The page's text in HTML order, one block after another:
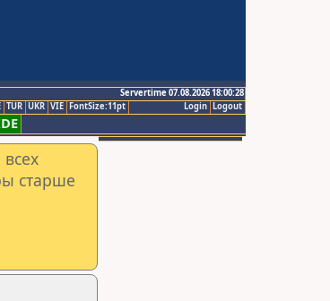
Servertime 07.08.2026 18:00:28
Logout
Login
TUR UKR VIE FontSize:11pt
старше